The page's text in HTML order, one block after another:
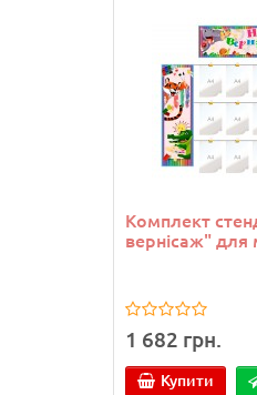
Комплект
вернісаж" для
1 682 грн.
Купити